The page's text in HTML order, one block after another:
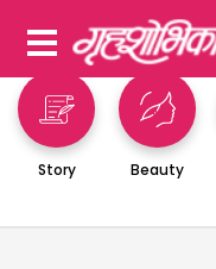
Story Beauty